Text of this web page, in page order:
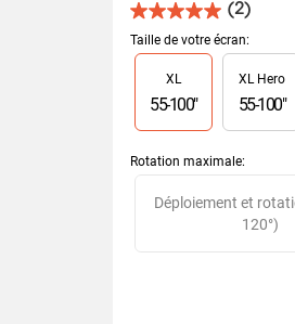
(2)
5.0
sur
5
étoiles.
avis
Taille de votre écran:
Slide 1 of 2
XL
55-100"
XL Hero
55-100"
Rotation maximale:
Slide 1 of 2
Déploiement et
120°)